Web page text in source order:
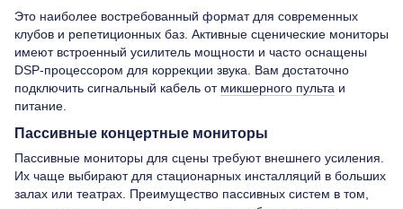
Это наиболее востребованный формат для современных
клубов и репетиционных баз. Активные сценические мониторы
имеют встроенный усилитель мощности и часто оснащены
DSP-процессором для коррекции звука. Вам достаточно
подключить сигнальный кабель от микшерного пульта и
питание.
Пассивные концертные мониторы
Пассивные мониторы для сцены требуют внешнего усиления.
Их чаще выбирают для стационарных инсталляций в больших
залах или театрах. Преимущество пассивных систем в том,